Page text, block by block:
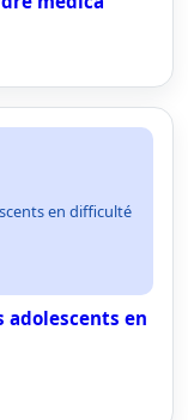
en difficulté
adolescents en